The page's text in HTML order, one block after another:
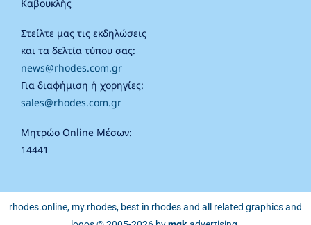
Καβουκλής
Στείλτε μας τις εκδηλώσεις
και τα δελτία τύπου σας:
news@rhodes.com.gr
Για διαφήμιση ή χορηγίες:
sales@rhodes.com.gr
Μητρώο Online Μέσων:
14441
rhodes.online, my.rhodes, best in rhodes and all related graphics and